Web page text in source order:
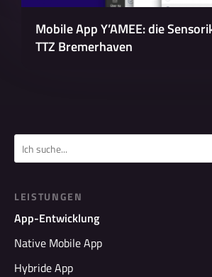
Mobile App Y’AMEE: die
TTZ Bremerhaven
LEISTUNGEN
App-Entwicklung
Native Mobile App
Hybride App